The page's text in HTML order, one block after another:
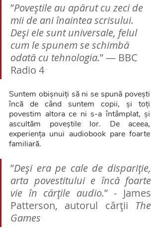
”Poveștile au apărut cu zeci de
mii de ani înaintea scrisului.
Deși ele sunt universale, felul
cum le spunem se schimbă
odată cu tehnologia.” — BBC
Radio 4
Suntem obișnuiți să ni se spună povești
încă de când suntem copii, și toți
povestim altora ce ni s-a întâmplat, și
ascultăm poveștile lor. De aceea,
experiența unui audiobook pare foarte
familiară.
”Deși era pe cale de dispariție,
arta povestitului e încă foarte
vie în cărțile audio.” - James
Patterson, autorul cărții The
Games